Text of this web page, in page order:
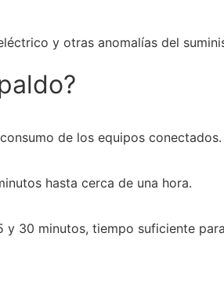
y otras anomalías del
de los equipos conectados.
hasta cerca de una hora.
30 minutos, tiempo suficiente